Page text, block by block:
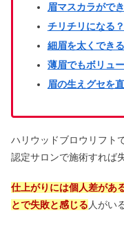
豆
む
ヤ
メ
層
眉マスカラがで
チリチリになる？
細眉を太くできる
薄眉でもボリュ
眉の生えグセを
ハリウッドブロウリフト
認定サロンで施術すれば
仕上がりには個人差があ
とで失敗と感じる人がい